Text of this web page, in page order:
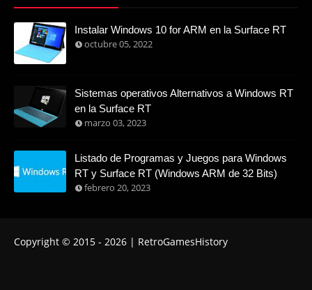
Instalar Windows 10 for ARM en la Surface RT
octubre 05, 2022
Sistemas operativos Alternativos a Windows RT
en la Surface RT
marzo 03, 2023
Listado de Programas y Juegos para Windows
RT y Surface RT (Windows ARM de 32 Bits)
febrero 20, 2023
Copyright © 2015 - 2026 | RetroGamesHistory